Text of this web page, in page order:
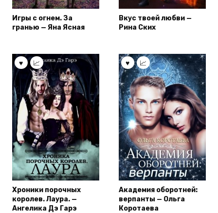
Игры с огнем. За
гранью — Яна Ясная
Вкус твоей любви —
Рина Ских
Хроники порочных
королев. Лаура. —
Ангелика Дэ Гарэ
Академия оборотней:
верпанты — Ольга
Коротаева